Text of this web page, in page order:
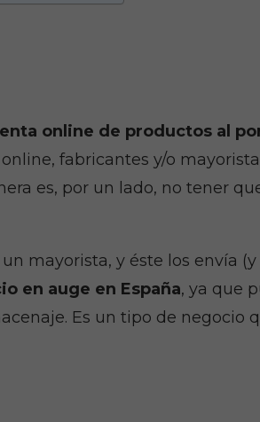
online de productos al
fabricantes y/o
es, por un lado, no tener
mayorista, y éste los envía
en auge en España, ya que
Es un tipo de negocio